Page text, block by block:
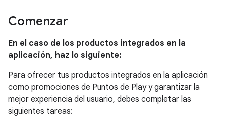
Comenzar
En el caso de los productos integrados en la
aplicación, haz lo siguiente:
Para ofrecer tus productos integrados en la aplicación
como promociones de Puntos de Play y garantizar la
mejor experiencia del usuario, debes completar las
siguientes tareas: